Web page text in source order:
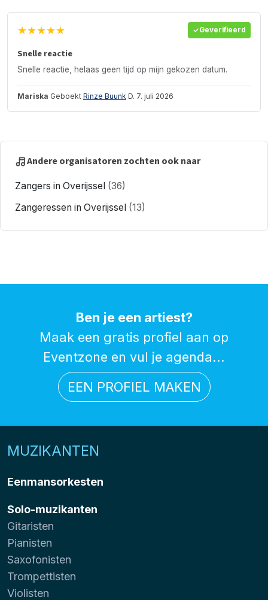
★★★★★ Geverifieerd
Snelle reactie
Snelle reactie, helaas geen tijd op mijn gekozen datum.
Mariska Geboekt Rinze Buunk D. 7. juli 2026
Andere organisatoren zochten ook naar
Zangers in Overijssel (36)
Zangeressen in Overijssel (13)
Ben je een artiest?
Maak een gratis profiel aan op
Eventzone en vul je agenda...
EEN PROFIEL MAKEN
MUZIKANTEN
Eenmansorkesten
Solo-muzikanten
Gitaristen
Pianisten
Saxofonisten
Trompettisten
Violisten